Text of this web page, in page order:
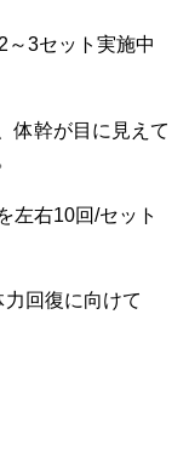
～3セット実施中
体幹が目に見えて
左右10回/セット
回復に向けて